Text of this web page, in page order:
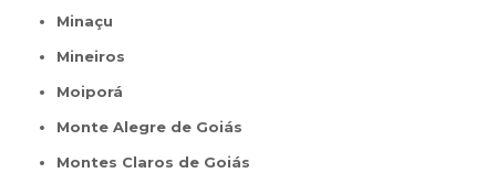
Minaçu
Mineiros
Moiporá
Monte Alegre de Goiás
Montes Claros de Goiás